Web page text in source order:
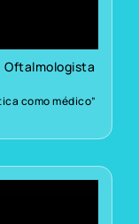
Oftalmologista
como médico”